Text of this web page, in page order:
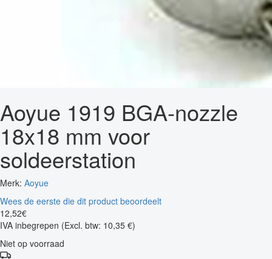
Aoyue 1919 BGA-nozzle
18x18 mm voor
soldeerstation
Merk: Aoyue
Wees de eerste die dit product beoordeelt
12,52€
IVA inbegrepen (Excl. btw: 10,35 €)
Niet op voorraad